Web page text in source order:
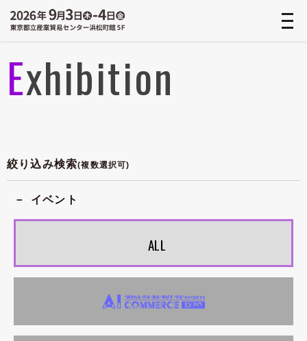
Exhibition
絞り込み検索(複数選択可)
イベント
ALL